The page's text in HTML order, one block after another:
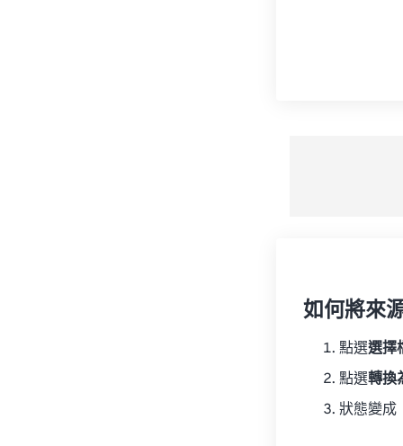
如何將來
點選選擇
點選轉換
狀態變成